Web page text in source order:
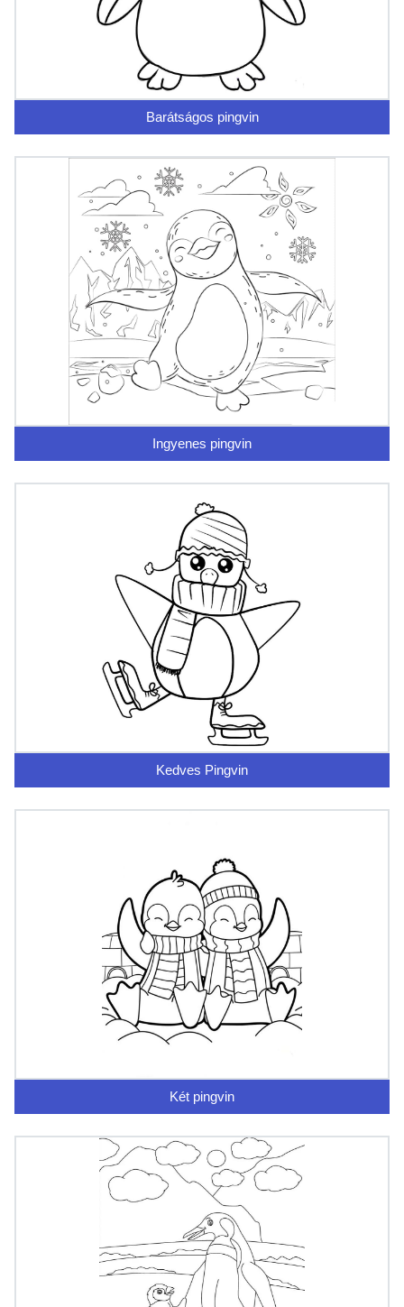
Barátságos pingvin
Ingyenes pingvin
Kedves Pingvin
Két pingvin